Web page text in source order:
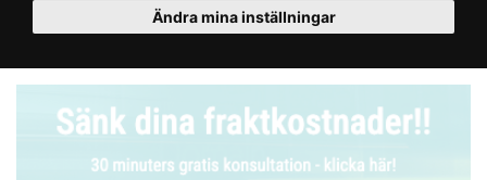
Ändra mina inställningar